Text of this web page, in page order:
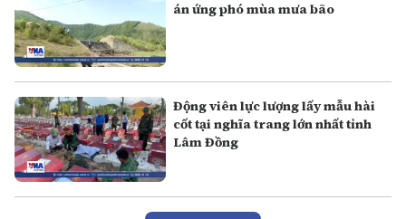
án ứng phó mùa mưa bão
Động viên lực lượng lấy mẫu hài
cốt tại nghĩa trang lớn nhất tỉnh
Lâm Đồng